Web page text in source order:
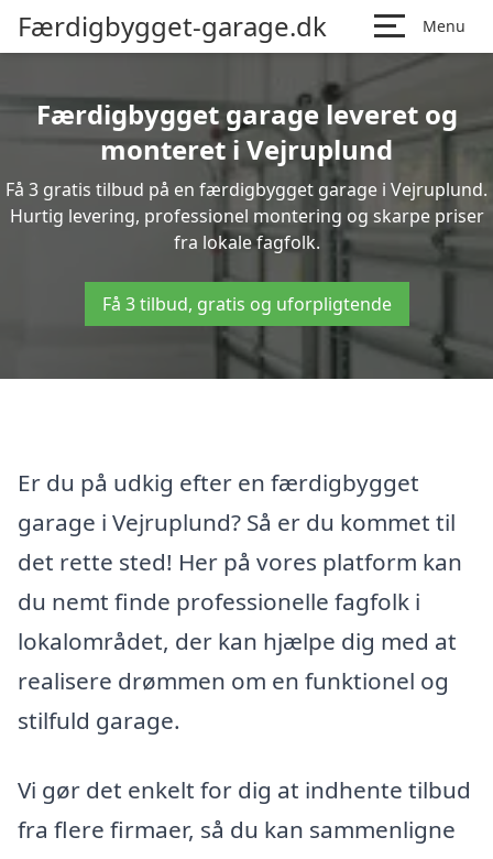
Færdigbygget-garage.dk Menu
Færdigbygget garage leveret og
monteret i Vejruplund
Få 3 gratis tilbud på en færdigbygget garage i Vejruplund.
Hurtig levering, professionel montering og skarpe priser
fra lokale fagfolk.
Få 3 tilbud, gratis og uforpligtende
Er du på udkig efter en færdigbygget
garage i Vejruplund? Så er du kommet til
det rette sted! Her på vores platform kan
du nemt finde professionelle fagfolk i
lokalområdet, der kan hjælpe dig med at
realisere drømmen om en funktionel og
stilfuld garage.
Vi gør det enkelt for dig at indhente tilbud
fra flere firmaer, så du kan sammenligne